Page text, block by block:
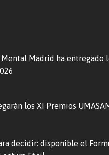
Mental Madrid ha entregado
los XI Premios
decidir: disponible el